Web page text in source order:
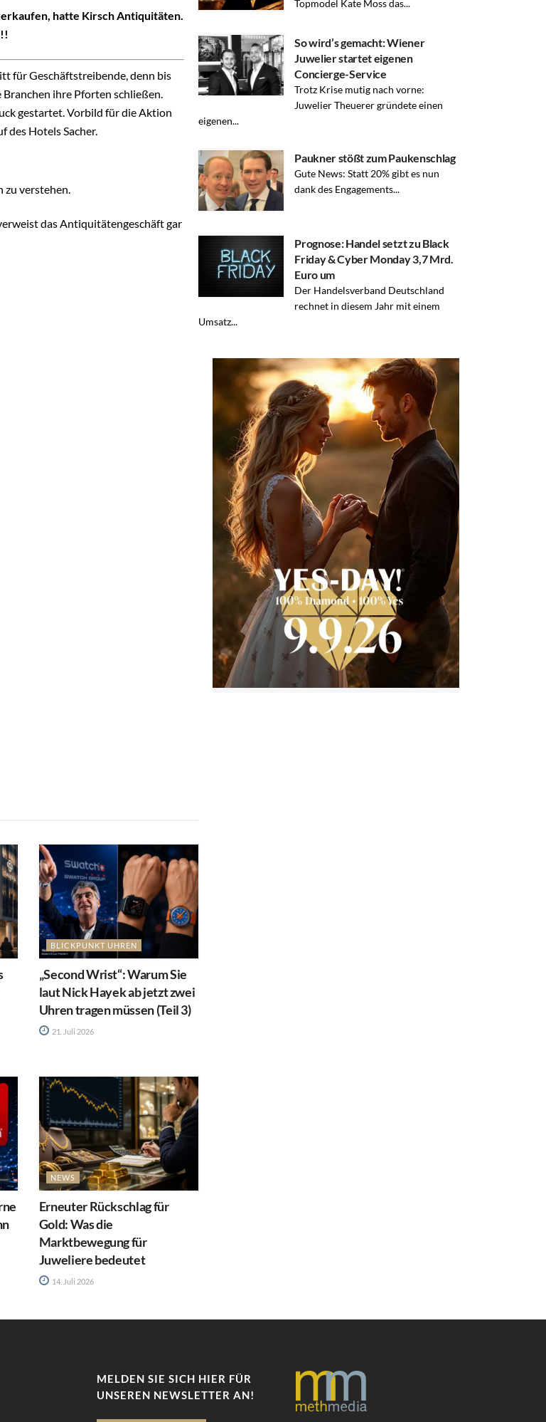
hatte Kirsch Antiquitäten.
für Geschäftstreibende, denn bis
ihre Pforten schließen.
gestartet. Vorbild für die Aktion
des Hotels Sacher.
verstehen.
das Antiquitätengeschäft gar
Topmodel Kate Moss das...
So wird’s gemacht: Wiener
Juwelier startet eigenen
Concierge-Service
Trotz Krise mutig nach vorne:
Juwelier Theuerer gründete einen
eigenen...
Paukner stößt zum Paukenschlag
Gute News: Statt 20% gibt es nun
dank des Engagements...
Prognose: Handel setzt zu Black
Friday & Cyber Monday 3,7 Mrd.
Euro um
Der Handelsverband Deutschland
rechnet in diesem Jahr mit einem
Umsatz...
BLICKPUNKT UHREN
„Second Wrist“: Warum Sie
laut Nick Hayek ab jetzt zwei
Uhren tragen müssen (Teil 3)
21. Juli 2026
NEWS
Erneuter Rückschlag für
Gold: Was die
Marktbewegung für
Juweliere bedeutet
14. Juli 2026
MELDEN SIE SICH HIER FÜR
UNSEREN NEWSLETTER AN!